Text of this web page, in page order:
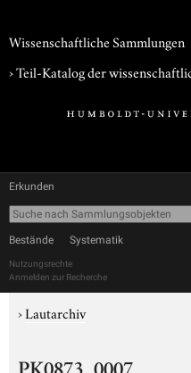
Wissenschaftliche Sammlungen
› Teil-Katalog der
Erkunden
Bestände Systematik
Nutzungsrechte
Anmelden zur Recherche
›Lautarchiv